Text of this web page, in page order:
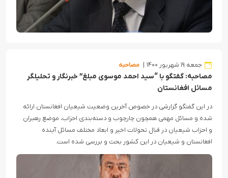
جمعه ۱۹ شهریور ۱۴۰۰ مصاحبه
مصاحبه: گفتگو با “سید احمد موسوی مبلغ” خبرنگار و تحلیلگر
مسائل افغانستان
در این گفتگو گزارشی در خصوص آخرین وضعیت شیعیان افغانستان ارائه
شده و مسائل مهمی همچون چارچوب و دسته‌بندی احزاب، موضع رهبران
و احزاب شیعیان در قبال تحولات اخیر و ابعاد مختلف مسائل آینده
افغانستان و شیعیان در این کشور بحث و بررسی شده است.